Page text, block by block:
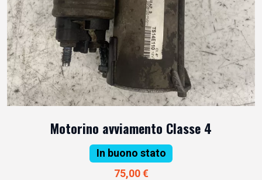
Motorino avviamento Classe 4
In buono stato
75,00 €